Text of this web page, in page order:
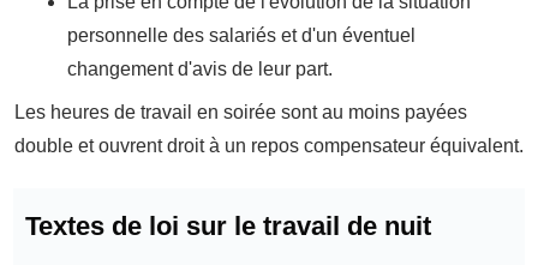
personnelle des salariés et d'un éventuel
changement d'avis de leur part.
Les heures de travail en soirée sont au moins payées
double et ouvrent droit à un repos compensateur équivalent.
Textes de loi sur le travail de nuit